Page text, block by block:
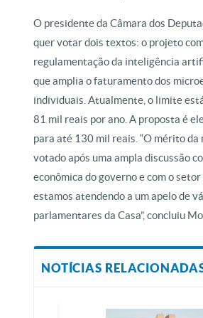
O presidente da Câmara dos
quer votar dois textos: o projeto
regulamentação da inteligência
que amplia o faturamento dos
individuais. Atualmente, o limite
81 mil reais por ano. A proposta é
para até 130 mil reais. “O mérito da
votado após uma ampla discussão
econômica do governo e com o
estamos atendendo a um apelo de
parlamentares da Casa”, concluiu
NOTÍCIAS